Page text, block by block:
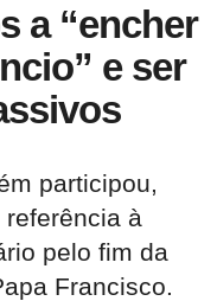
a “encher
e ser
participou,
à
pelo fim da
Francisco.